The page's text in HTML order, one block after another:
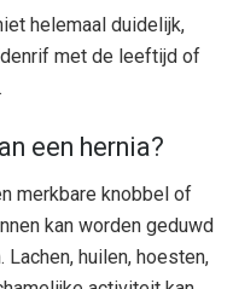
helemaal duidelijk,
met de leeftijd of
een hernia?
merkbare knobbel of
kan worden geduwd
huilen, hoesten,